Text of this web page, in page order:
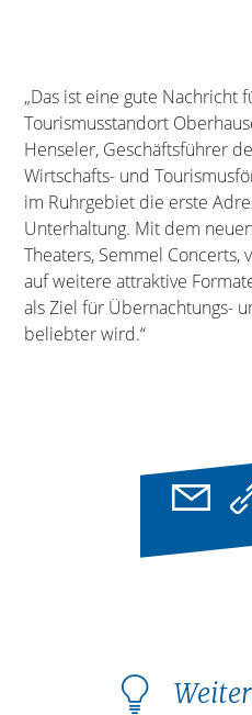
„Das ist eine gute Nachricht
Tourismusstandort
Henseler, Geschäftsführer
Wirtschafts- und
im Ruhrgebiet die erste
Unterhaltung. Mit dem
Theaters, Semmel
auf weitere attraktive
als Ziel für Übernachtungs-
beliebter wird.“